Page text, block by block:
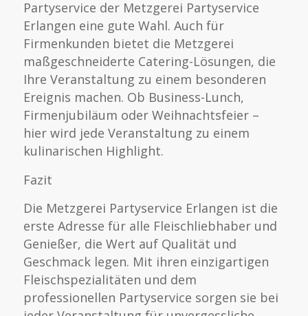
Partyservice der Metzgerei Partyservice
Erlangen eine gute Wahl. Auch für
Firmenkunden bietet die Metzgerei
maßgeschneiderte Catering-Lösungen, die
Ihre Veranstaltung zu einem besonderen
Ereignis machen. Ob Business-Lunch,
Firmenjubiläum oder Weihnachtsfeier –
hier wird jede Veranstaltung zu einem
kulinarischen Highlight.
Fazit
Die Metzgerei Partyservice Erlangen ist die
erste Adresse für alle Fleischliebhaber und
Genießer, die Wert auf Qualität und
Geschmack legen. Mit ihren einzigartigen
Fleischspezialitäten und dem
professionellen Partyservice sorgen sie bei